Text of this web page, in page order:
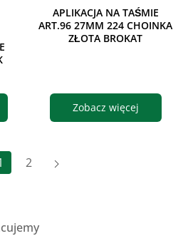
APLIKACJA NA TAŚMIE
ART.96 27MM 224 CHOINKA
ZŁOTA BROKAT
Zobacz więcej
2 Dalej